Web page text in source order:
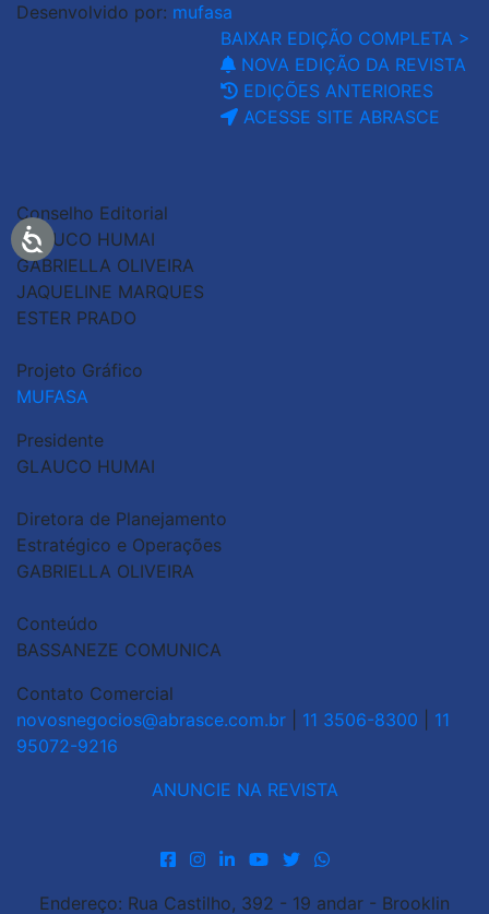
Desenvolvido por: mufasa
BAIXAR EDIÇÃO COMPLETA >
NOVA EDIÇÃO DA REVISTA
EDIÇÕES ANTERIORES
ACESSE SITE ABRASCE
Conselho Editorial
GLAUCO HUMAI
GABRIELLA OLIVEIRA
JAQUELINE MARQUES
ESTER PRADO
Projeto Gráfico
MUFASA
Presidente
GLAUCO HUMAI
Diretora de Planejamento
Estratégico e Operações
GABRIELLA OLIVEIRA
Conteúdo
BASSANEZE COMUNICA
Contato Comercial
novosnegocios@abrasce.com.br
11 3506-8300
11
95072-9216
ANUNCIE NA REVISTA
Endereço: Rua Castilho, 392 - 19 andar - Brooklin